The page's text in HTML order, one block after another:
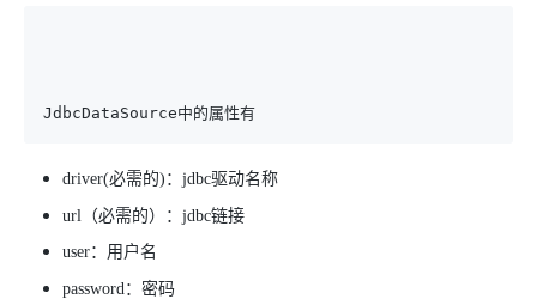
JdbcDataSource中的属性有
driver(必需的)：jdbc驱动名称
url（必需的）：jdbc链接
user：用户名
password：密码